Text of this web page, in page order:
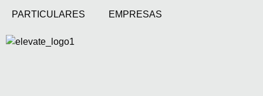
PARTICULARES EMPRESAS